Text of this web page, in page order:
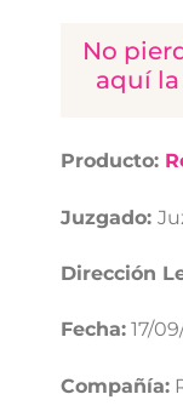
No
aquí
Producto:
Juzgado:
Dirección
Fecha: 17/
Compañía: